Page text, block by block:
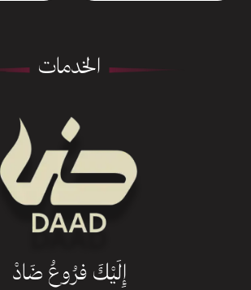
الخدمات
إِلَيْكَ فرُوعُ ضَادْ